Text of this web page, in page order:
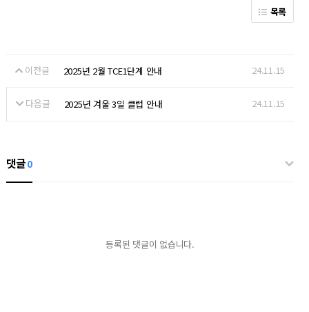
목록
이전글 2025년 2월 TCE1단계 안내 24.11.15
다음글 2025년 겨울 3일 클럽 안내 24.11.15
댓글0
등록된 댓글이 없습니다.